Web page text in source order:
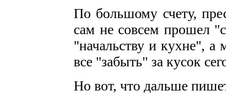
По большому счету,
сам не совсем прошел
"начальству и кухне",
все "забыть" за кусок
Но вот, что дальше